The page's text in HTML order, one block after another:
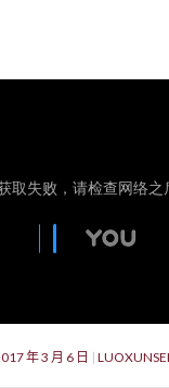
年 3 月 6 日